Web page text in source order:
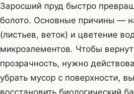
Заросший пруд быстро
болото. Основные причины —
(листьев, веток) и цветение
микроэлементов. Чтобы
прозрачность, нужно
убрать мусор с поверхности,
восстановить биологический